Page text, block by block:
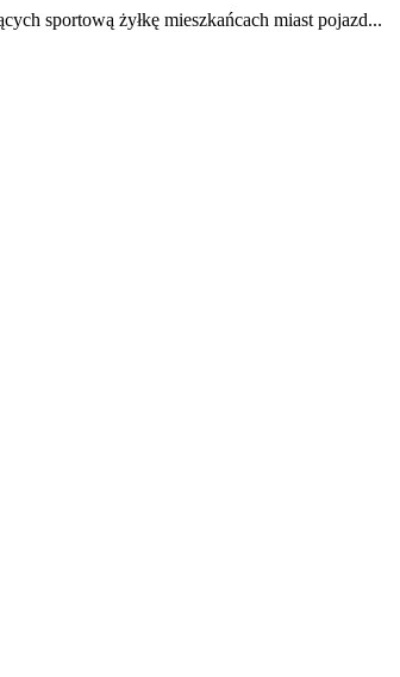
sportową żyłkę mieszkańcach miast pojazd...